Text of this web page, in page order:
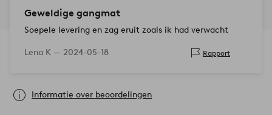
Geweldige gangmat
Soepele levering en zag eruit zoals ik had verwacht
Lena K — 2024-05-18 Rapport
Informatie over beoordelingen